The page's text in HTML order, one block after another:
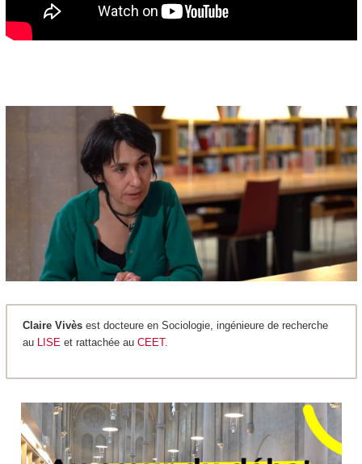
Claire Vivèsest docteure en Sociologie, ingénieure de recherche
au
LISE et rattachée au CEET.